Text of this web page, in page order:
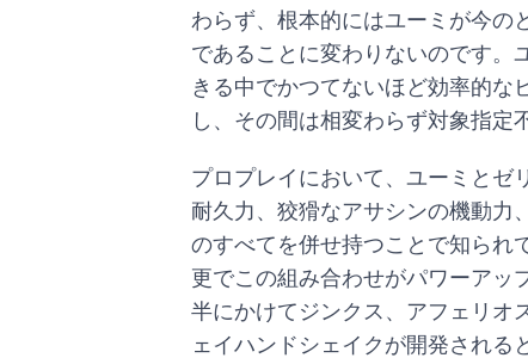
わらず、根本的にはユーミが今の
であることに変わりないのです。
きる中でかつてないほど効率的な
し、その間は相変わらず対象指定
プロプレイにおいて、ユーミとゼ
耐久力、狡猾なアサシンの機動力
のすべてを併せ持つことで知られ
更でこの組み合わせがパワーアッ
半にかけてジンクス、アフェリオ
ェイハンドシェイクが開発される